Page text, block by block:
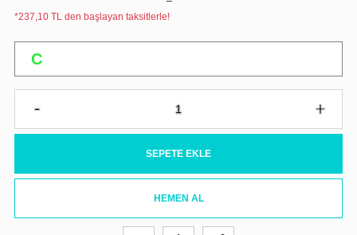
*237,10 TL den başlayan taksitlerle!
SEPETE EKLE
HEMEN AL